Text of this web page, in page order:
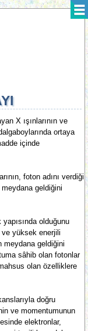
X ışınlarının ve
ortaya
içinde
foton adını verdiği
geldiğini
olduğunu
ve yüksek enerjili
meydana geldiğini
sâhib olan fotonlar
olan özelliklere
doğru
ve momentumunun
elektronlar,